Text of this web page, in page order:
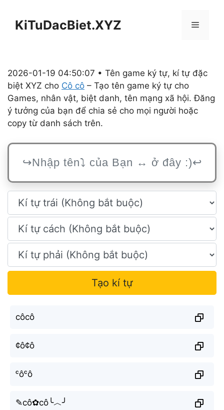
KiTuDacBiet.XYZ Menu
2026-01-19 04:50:07 • Tên game ký tự, kí tự đặc
biệt XYZ cho Cô cô – Tạo tên game ký tự cho
Games, nhân vật, biệt danh, tên mạng xã hội. Đăng
ý tưởng của bạn để chia sẻ cho mọi người hoặc
copy từ danh sách trên.
Tạo kí tự
côcô
¢ô¢ô
ᶜôᶜô
✎cô✿cô╰︿╯